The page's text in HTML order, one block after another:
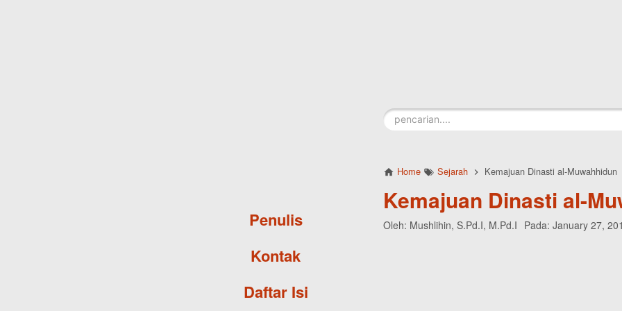
Penulis
Kontak
Daftar Isi
Home Sejarah Kemajuan Dinasti al-Muwahhidun
Kemajuan Dinasti al-
Oleh: Mushlihin, S.Pd.I, M.Pd.I Pada: January 27,